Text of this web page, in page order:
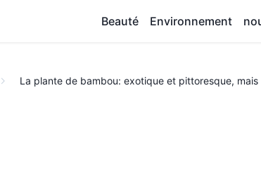
Beauté Environnement
La plante de bambou: exotique et pittoresque,